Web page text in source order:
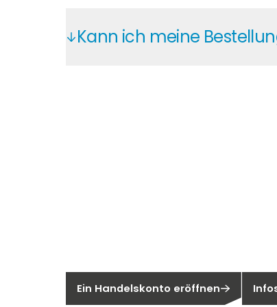
Kann ich meine
Ein Handelskonto eröffnen